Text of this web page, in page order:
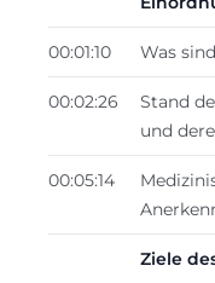
00:01:10 Was
00:02:26
Stand
und
00:05:14
Ziele